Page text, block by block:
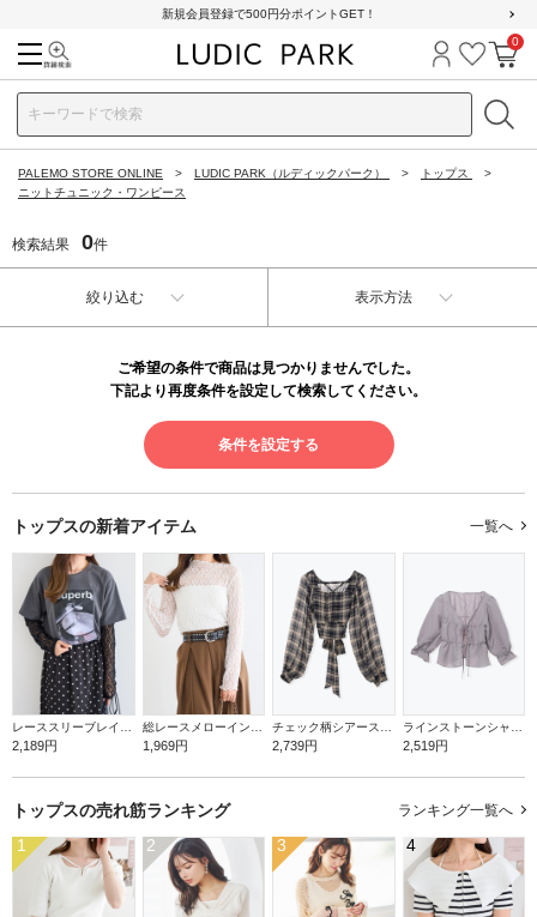
新規会員登録で500円分ポイントGET！
ログイン
お気に
カ
0
PALEMO STORE ONLINE LUDIC PARK（ルディックパーク）
トップス
ニットチュニック・ワンピース
検索結果 0件
絞り込む 表示方法
ご希望の条件で商品は見つかりませんでした。
下記より再度条件を設定して検索してください。
条件を設定する
トップスの新着アイテム 一覧へ
2,189円 1,969円 2,739円 2,519円
トップスの売れ筋ランキング ランキング一覧へ
1 2 3 4